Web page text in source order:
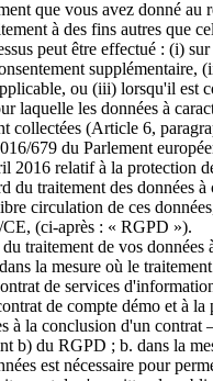
que vous avez donné au
à des fins autres que
peut être effectué : (i) sur
supplémentaire,
ou (iii) lorsqu'il est
laquelle les données à
collectées (Article 6,
679 du Parlement
2016 relatif à la protection
du traitement des données à
circulation de ces
(ci-après : « RGPD »).
traitement de vos données
la mesure où le
de services
de compte démo et à la
à la conclusion d'un contrat
b) du RGPD ; b. dans la
est nécessaire pour